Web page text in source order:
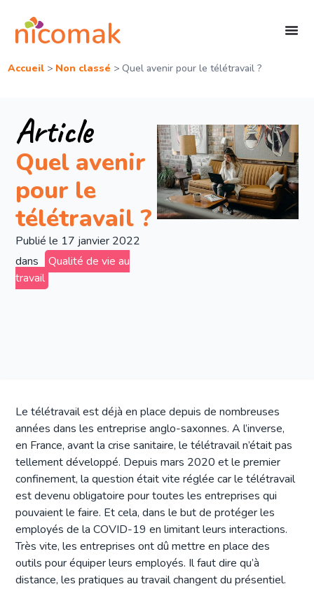
Accueil> Non classé > Quel avenir pour le télétravail ?
Article
Quel avenir
pour le
télétravail ?
Publié le 17 janvier 2022
dans
Qualité de vie au
travail
Le télétravail est déjà en place depuis de nombreuses
années dans les entreprise anglo-saxonnes. A l’inverse,
en France, avant la crise sanitaire, le télétravail n’était pas
tellement développé. Depuis mars 2020 et le premier
confinement, la question était vite réglée car le télétravail
est devenu obligatoire pour toutes les entreprises qui
pouvaient le faire. Et cela, dans le but de protéger les
employés de la COVID-19 en limitant leurs interactions.
Très vite, les entreprises ont dû mettre en place des
outils pour équiper leurs employés. Il faut dire qu’à
distance, les pratiques au travail changent du présentiel.